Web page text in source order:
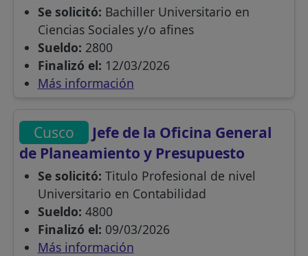
Se solicitó: Bachiller Universitario en
Ciencias Sociales y/o afines
Sueldo: 2800
Finalizó el: 12/03/2026
Más información
Cusco
Jefe de la Oficina General
de Planeamiento y Presupuesto
Se solicitó: Titulo Profesional de nivel
Universitario en Contabilidad
Sueldo: 4800
Finalizó el: 09/03/2026
Más información